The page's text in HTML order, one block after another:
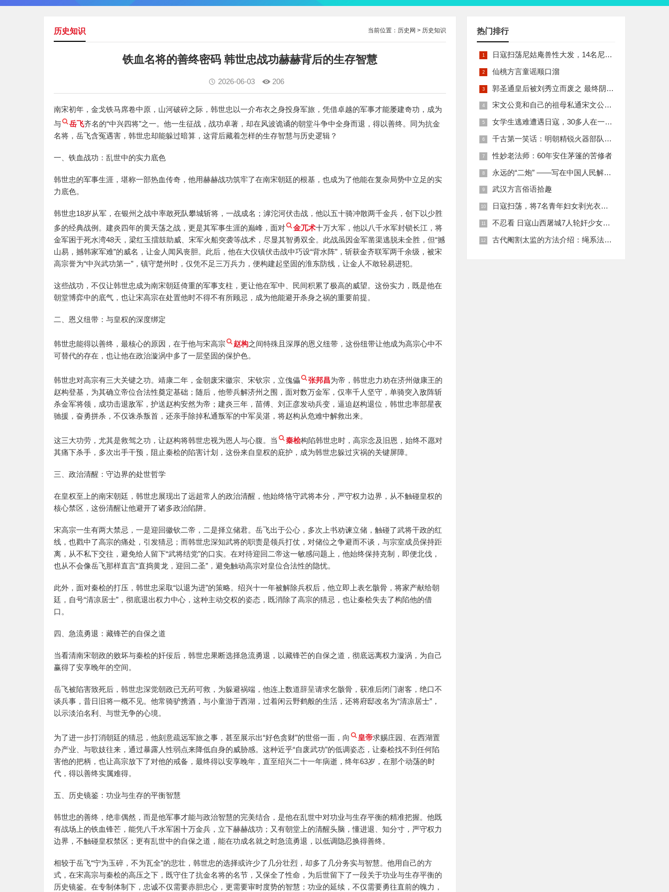
当前位置： 历史网 > 历史知识
历史知识
铁血名将的善终密码 韩世忠战功赫赫背后的生存智慧
2026-06-03 206
南宋初年，金戈铁马席卷中原，山河破碎之际，韩世忠以一介布衣之身投身军旅，凭借卓越的军事才能屡建奇功，成为
与
岳飞齐名的“中兴四将”之一。他一生征战，战功卓著，却在风波诡谲的朝堂斗争中全身而退，得以善终。同为抗金
名将，岳飞含冤遇害，韩世忠却能躲过暗算，这背后藏着怎样的生存智慧与历史逻辑？
一、铁血战功：乱世中的实力底色
韩世忠的军事生涯，堪称一部热血传奇，他用赫赫战功筑牢了在南宋朝廷的根基，也成为了他能在复杂局势中立足的实
力底色。
韩世忠18岁从军，在银州之战中率敢死队攀城斩将，一战成名；滹沱河伏击战，他以五十骑冲散两千金兵，创下以少胜
多的经典战例。建炎四年的黄天荡之战，更是其军事生涯的巅峰，面对
金兀术十万大军，他以八千水军封锁长江，将
金军困于死水湾48天，梁红玉擂鼓助威、宋军火船突袭等战术，尽显其智勇双全。此战虽因金军凿渠逃脱未全胜，但“撼
山易，撼韩家军难”的威名，让金人闻风丧胆。此后，他在大仪镇伏击战中巧设“背水阵”，斩获金齐联军两千余级，被宋
高宗誉为“中兴武功第一”，镇守楚州时，仅凭不足三万兵力，便构建起坚固的淮东防线，让金人不敢轻易进犯。
这些战功，不仅让韩世忠成为南宋朝廷倚重的军事支柱，更让他在军中、民间积累了极高的威望。这份实力，既是他在
朝堂博弈中的底气，也让宋高宗在处置他时不得不有所顾忌，成为他能避开杀身之祸的重要前提。
二、恩义纽带：与皇权的深度绑定
韩世忠能得以善终，最核心的原因，在于他与宋高宗 赵构之间特殊且深厚的恩义纽带，这份纽带让他成为高宗心中不
可替代的存在，也让他在政治漩涡中多了一层坚固的保护色。
韩世忠对高宗有三大关键之功。靖康二年，金朝废宋徽宗、宋钦宗，立傀儡 张邦昌为帝，韩世忠力劝在济州做康王的
赵构登基，为其确立帝位合法性奠定基础；随后，他带兵解济州之围，面对数万金军，仅率千人坚守，单骑突入敌阵斩
杀金军将领，成功击退敌军，护送赵构安然为帝；建炎三年，苗傅、刘正彦发动兵变，逼迫赵构退位，韩世忠率部星夜
驰援，奋勇拼杀，不仅诛杀叛首，还亲手除掉私通叛军的中军吴湛，将赵构从危难中解救出来。
这三大功劳，尤其是救驾之功，让赵构将韩世忠视为恩人与心腹。当 秦桧构陷韩世忠时，高宗念及旧恩，始终不愿对
其痛下杀手，多次出手干预，阻止秦桧的陷害计划，这份来自皇权的庇护，成为韩世忠躲过灾祸的关键屏障。
三、政治清醒：守边界的处世哲学
在皇权至上的南宋朝廷，韩世忠展现出了远超常人的政治清醒，他始终恪守武将本分，严守权力边界，从不触碰皇权的
核心禁区，这份清醒让他避开了诸多政治陷阱。
宋高宗一生有两大禁忌，一是迎回徽钦二帝，二是择立储君。岳飞出于公心，多次上书劝谏立储，触碰了武将干政的红
线，也戳中了高宗的痛处，引发猜忌；而韩世忠深知武将的职责是领兵打仗，对储位之争避而不谈，与宗室成员保持距
离，从不私下交往，避免给人留下“武将结党”的口实。在对待迎回二帝这一敏感问题上，他始终保持克制，即便北伐，
也从不会像岳飞那样直言“直捣黄龙，迎回二圣”，避免触动高宗对皇位合法性的隐忧。
此外，面对秦桧的打压，韩世忠采取“以退为进”的策略。绍兴十一年被解除兵权后，他立即上表乞骸骨，将家产献给朝
廷，自号“清凉居士”，彻底退出权力中心，这种主动交权的姿态，既消除了高宗的猜忌，也让秦桧失去了构陷他的借
口。
四、急流勇退：藏锋芒的自保之道
当看清南宋朝政的败坏与秦桧的奸佞后，韩世忠果断选择急流勇退，以藏锋芒的自保之道，彻底远离权力漩涡，为自己
赢得了安享晚年的空间。
岳飞被陷害致死后，韩世忠深觉朝政已无药可救，为躲避祸端，他连上数道辞呈请求乞骸骨，获准后闭门谢客，绝口不
谈兵事，昔日旧将一概不见。他常骑驴携酒，与小童游于西湖，过着闲云野鹤般的生活，还将府邸改名为“清凉居士”，
以示淡泊名利、与世无争的心境。
为了进一步打消朝廷的猜忌，他刻意疏远军旅之事，甚至展示出“好色贪财”的世俗一面，向 皇帝求赐庄园、在西湖置
办产业、与歌妓往来，通过暴露人性弱点来降低自身的威胁感。这种近乎“自废武功”的低调姿态，让秦桧找不到任何陷
害他的把柄，也让高宗放下了对他的戒备，最终得以安享晚年，直至绍兴二十一年病逝，终年63岁，在那个动荡的时
代，得以善终实属难得。
五、历史镜鉴：功业与生存的平衡智慧
韩世忠的善终，绝非偶然，而是他军事才能与政治智慧的完美结合，是他在乱世中对功业与生存平衡的精准把握。他既
有战场上的铁血锋芒，能凭八千水军困十万金兵，立下赫赫战功；又有朝堂上的清醒头脑，懂进退、知分寸，严守权力
边界，不触碰皇权禁区；更有乱世中的自保之道，能在功成名就之时急流勇退，以低调隐忍换得善终。
相较于岳飞“宁为玉碎，不为瓦全”的悲壮，韩世忠的选择或许少了几分壮烈，却多了几分务实与智慧。他用自己的方
式，在宋高宗与秦桧的高压之下，既守住了抗金名将的名节，又保全了性命，为后世留下了一段关于功业与生存平衡的
历史镜鉴。在专制体制下，忠诚不仅需要赤胆忠心，更需要审时度势的智慧；功业的延续，不仅需要勇往直前的魄力，
热门排行
日寇扫荡尼姑庵兽性大发，14名尼姑遭玷污后集体自焚
仙桃方言童谣顺口溜
郭圣通皇后被刘秀立而废之 最终阴丽华当上了皇后 那么她的五个儿子有何结局
宋文公竟和自己的祖母私通宋文公是如何死的
女学生逃难遭遇日寇，30多人在一所小校里被集体奸淫
千古第一笑话：明朝精锐火器部队亡于一只'鸡'
性妙老法师：60年安住茅篷的苦修者
永远的“二炮” ——写在中国人民解放军火箭军组建之际
武汉方言俗语拾趣
日寇扫荡，将7名青年妇女剥光衣裤在庙前糟蹋
不忍看 日寇山西屠城7人轮奸少女后揪双腿活活分尸
古代阉割太监的方法介绍：绳系法与揉捏法